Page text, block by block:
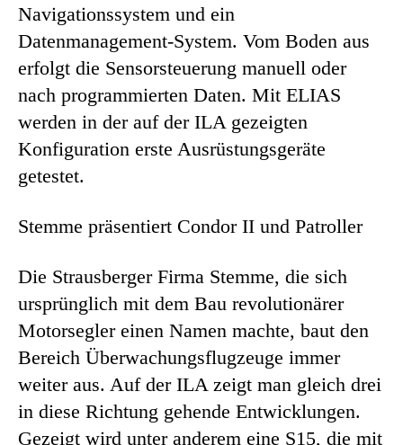
Navigationssystem und ein
Datenmanagement-System. Vom Boden aus
erfolgt die Sensorsteuerung manuell oder
nach programmierten Daten. Mit ELIAS
werden in der auf der ILA gezeigten
Konfiguration erste Ausrüstungsgeräte
getestet.
Stemme präsentiert Condor II und Patroller
Die Strausberger Firma Stemme, die sich
ursprünglich mit dem Bau revolutionärer
Motorsegler einen Namen machte, baut den
Bereich Überwachungsflugzeuge immer
weiter aus. Auf der ILA zeigt man gleich drei
in diese Richtung gehende Entwicklungen.
Gezeigt wird unter anderem eine S15, die mit